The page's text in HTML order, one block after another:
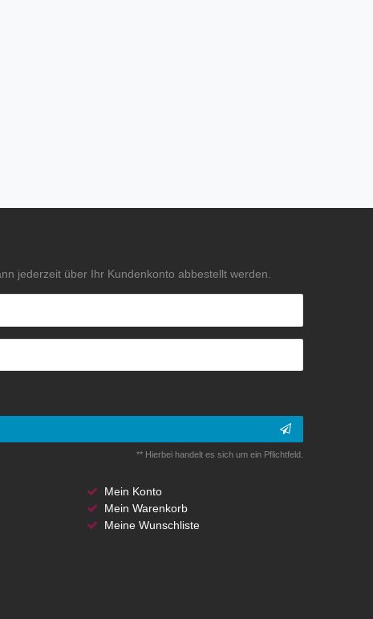
jederzeit über Ihr Kundenkonto abbestellt werden.
** Hierbei handelt es sich um ein Pflichtfeld.
Mein Konto
Mein Warenkorb
Meine Wunschliste